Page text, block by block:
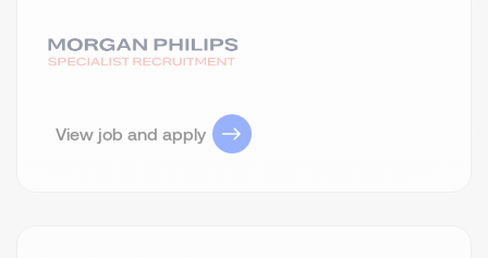
View job and apply